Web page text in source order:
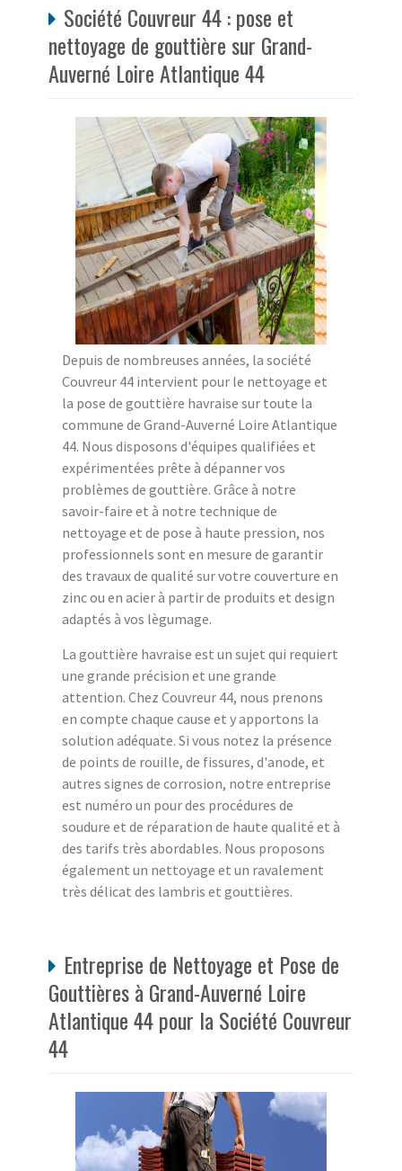
Société Couvreur 44 : pose et
nettoyage de gouttière sur Grand-
Auverné Loire Atlantique 44
Depuis de nombreuses années, la société
Couvreur 44 intervient pour le nettoyage et
la pose de gouttière havraise sur toute la
commune de Grand-Auverné Loire Atlantique
44. Nous disposons d'équipes qualifiées et
expérimentées prête à dépanner vos
problèmes de gouttière. Grâce à notre
savoir-faire et à notre technique de
nettoyage et de pose à haute pression, nos
professionnels sont en mesure de garantir
des travaux de qualité sur votre couverture en
zinc ou en acier à partir de produits et design
adaptés à vos lègumage.
La gouttière havraise est un sujet qui requiert
une grande précision et une grande
attention. Chez Couvreur 44, nous prenons
en compte chaque cause et y apportons la
solution adéquate. Si vous notez la présence
de points de rouille, de fissures, d'anode, et
autres signes de corrosion, notre entreprise
est numéro un pour des procédures de
soudure et de réparation de haute qualité et à
des tarifs très abordables. Nous proposons
également un nettoyage et un ravalement
très délicat des lambris et gouttières.
Entreprise de Nettoyage et Pose de
Gouttières à Grand-Auverné Loire
Atlantique 44 pour la Société Couvreur
44